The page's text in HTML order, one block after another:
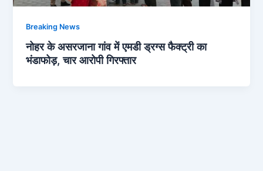
Breaking News
नोहर के असरजाना गांव में एमडी ड्रग्स फैक्ट्री का
भंडाफोड़, चार आरोपी गिरफ्तार